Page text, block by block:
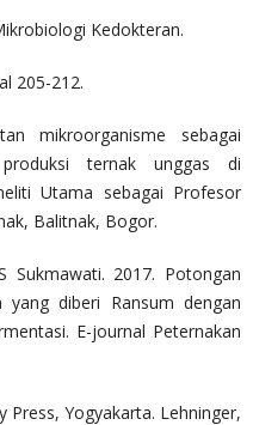
Kedokteran.
205-212.
mikroorganisme sebagai
ternak unggas di
Utama sebagai Profesor
Balitnak, Bogor.
Sukmawati. 2017. Potongan
diberi Ransum dengan
E-journal Peternakan
Press, Yogyakarta. Lehninger,